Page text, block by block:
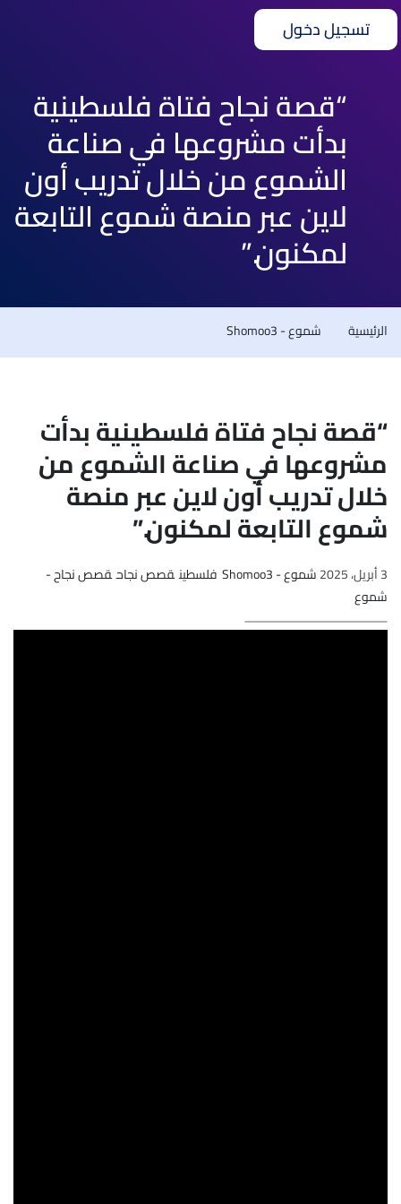
تسجيل دخول
“قصة نجاح فتاة فلسطينية
بدأت مشروعها في صناعة
الشموع من خلال تدريب أون
لاين عبر منصة شموع التابعة
لمكنون.”
الرئيسية شموع - Shomoo3
“قصة نجاح فتاة فلسطينية بدأت
مشروعها في صناعة الشموع من
خلال تدريب أون لاين عبر منصة
شموع التابعة لمكنون.”
3 أبريل، 2025 شموع - Shomoo3 فلسطينقصص نجاحقصص نجاح -
شموع